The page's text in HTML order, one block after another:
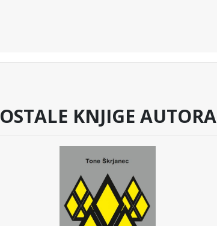
OSTALE KNJIGE AUTORA